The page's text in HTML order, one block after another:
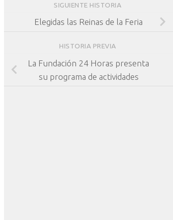
SIGUIENTE HISTORIA
Elegidas las Reinas de la Feria
HISTORIA PREVIA
La Fundación 24 Horas presenta
su programa de actividades